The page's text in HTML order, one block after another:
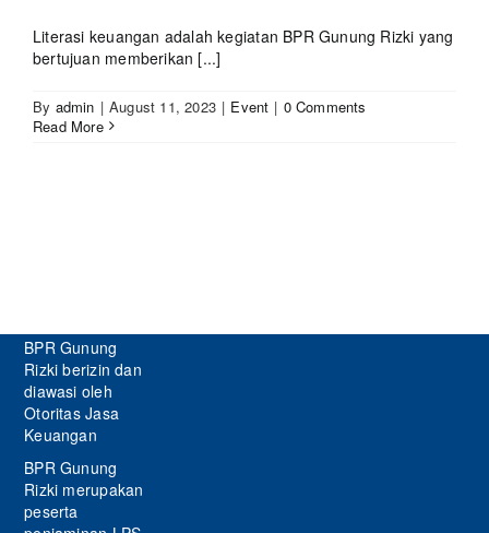
Literasi keuangan adalah kegiatan BPR Gunung Rizki yang
bertujuan memberikan [...]
By admin | August 11, 2023 | Event | 0 Comments
Read More
BPR Gunung
Rizki berizin dan
diawasi oleh
Otoritas Jasa
Keuangan
BPR Gunung
Rizki merupakan
peserta